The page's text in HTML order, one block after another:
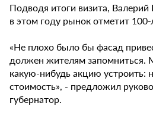
Подводя итоги визита, Валерий
в этом году рынок отметит
«Не плохо было бы фасад
должен жителям запомниться.
какую-нибудь акцию устроить:
стоимость», - предложил
губернатор.